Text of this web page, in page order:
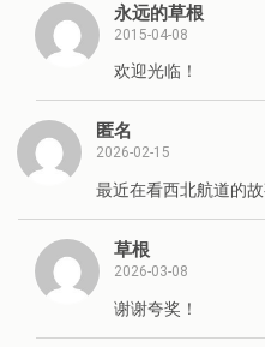
永远的草根
2015-04-08
欢迎光临！
匿名
2026-02-15
最近在看西北航道的
草根
2026-03-08
谢谢夸奖！